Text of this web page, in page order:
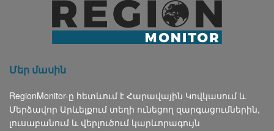
Մեր մասին
RegionMonitor-ը հետևում է Հարավային Կովկասում և
Մերձավոր Արևելքում տեղի ունեցող զարգացումներին,
լուսաբանում և վերլուծում կարևորագույն